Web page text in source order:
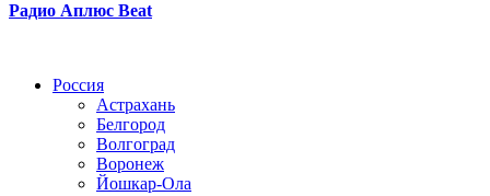
Радио Аплюс Beat
Россия
Астрахань
Белгород
Волгоград
Воронеж
Йошкар-Ола